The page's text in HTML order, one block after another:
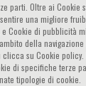
parti. Oltre ai Cookie
una migliore
e Cookie di pubblicità
della
su Cookie
specifiche terze
tipologie di cookie.